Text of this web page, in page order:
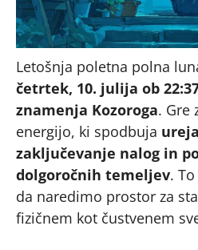
Letošnja poletna polna
četrtek, 10. julija ob
znamenja Kozoroga. Gre
energijo, ki spodbuja
zaključevanje nalog in
dolgoročnih temeljev.
da naredimo prostor za
fizičnem kot čustvenem